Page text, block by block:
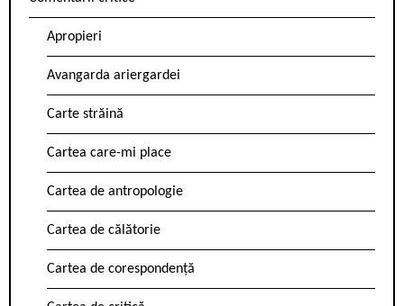
Apropieri
Avangarda ariergardei
Carte străină
Cartea care-mi place
Cartea de antropologie
Cartea de călătorie
Cartea de corespondență